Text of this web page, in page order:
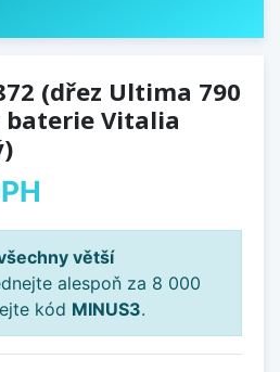
(dřez Ultima 790
baterie Vitalia
větší
alespoň za 8 000
kód MINUS3.